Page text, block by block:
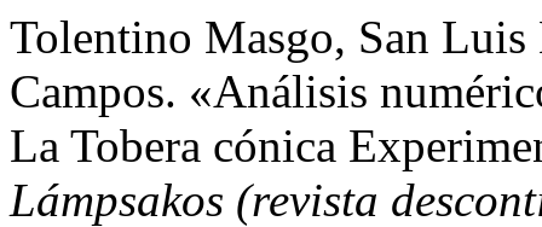
Tolentino Masgo, San
Campos. «Análisis
La Tobera cónica
Lámpsakos (revista